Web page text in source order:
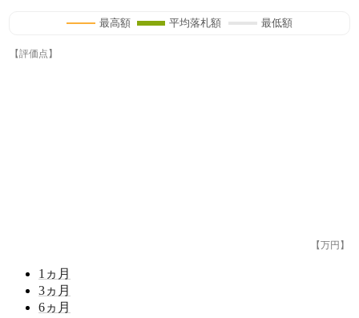
最高額 平均落札額 最低額
【評価点】
【万円】
1 ヵ月
3ヵ月
6ヵ月